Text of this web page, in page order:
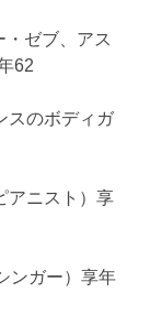
・ゼブ、アス
62
スのボディガ
アニスト）享
ンガー）享年